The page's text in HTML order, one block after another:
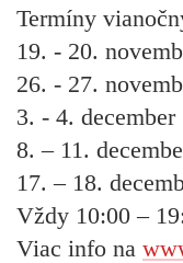
Termíny
19. - 20.
26. - 27.
3. - 4. december
8. – 11.
17. – 18.
Vždy 10:00 –
Viac info na